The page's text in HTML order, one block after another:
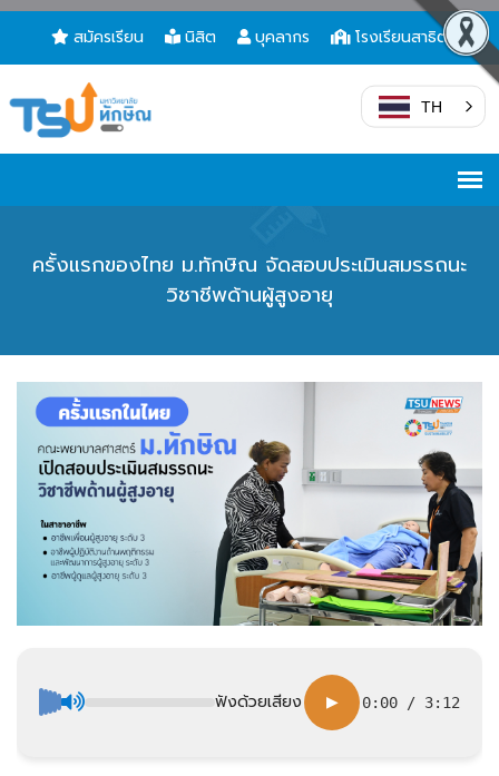
สมัครเรียน นิสิต บุคลากร โรงเรียนสาธิต
TH
ครั้งแรกของไทย ม.ทักษิณ จัดสอบประเมินสมรรถนะ
วิชาชีพด้านผู้สูงอายุ
ฟังด้วยเสียง ▶ 0:00 / 3:12